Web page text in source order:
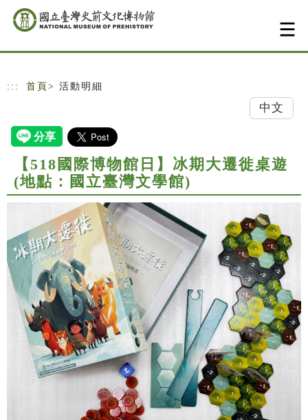
跳到主要內容
網站導覽
::: 首頁 > 活動明細
中文
【518國際博物館日】冰期大遷徙桌遊
(地點：國立臺灣文學館)